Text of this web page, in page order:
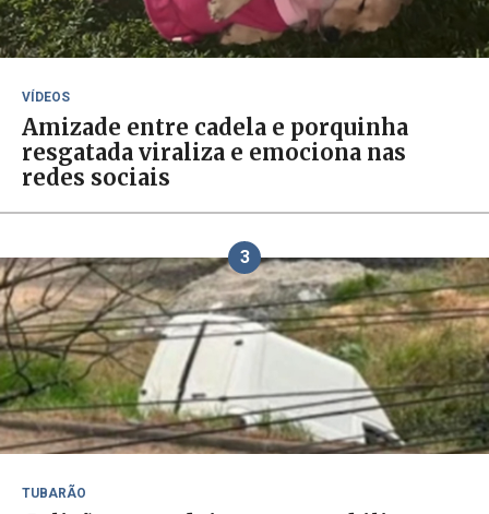
VÍDEOS
Amizade entre cadela e porquinha
resgatada viraliza e emociona nas
redes sociais
3
TUBARÃO